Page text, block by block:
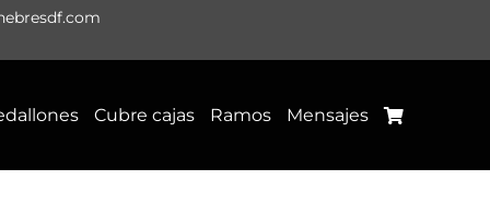
Cubre cajas Ramos Mensajes